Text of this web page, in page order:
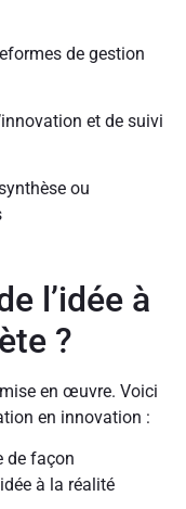
de gestion
et de suivi
ou
l’idée à
?
mise en œuvre. Voici
en innovation :
de façon
à la réalité